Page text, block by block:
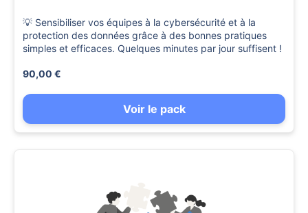
💡 Sensibiliser vos équipes à la cybersécurité et à la
protection des données grâce à des bonnes pratiques
simples et efficaces. Quelques minutes par jour suffisent !
90,00 €
Voir le pack